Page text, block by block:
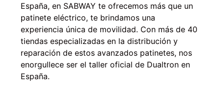
España, en SABWAY te ofrecemos más que un
patinete eléctrico, te brindamos una
experiencia única de movilidad. Con más de 40
tiendas especializadas en la distribución y
reparación de estos avanzados patinetes, nos
enorgullece ser el taller oficial de Dualtron en
España.